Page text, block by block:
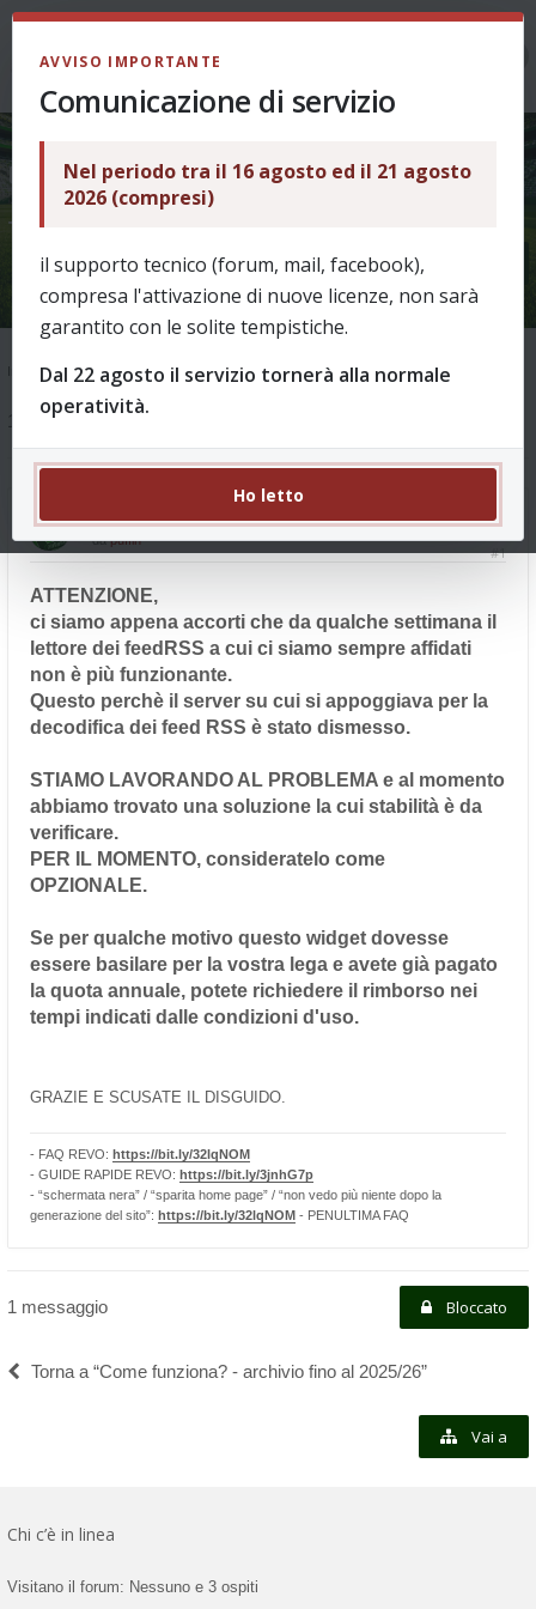
IMPORTANTE: WIDGET FEED RSS
- IN FASE DI TEST
Indice Supporto Ask & Help Come funziona? - archivio fino al 2025/26
1 messaggio
IMPORTANTE: WIDGET FEED RSS - IN FASE DI TEST
#1
dapuffin
ATTENZIONE,
ci siamo appena accorti che da qualche settimana il
lettore dei feedRSS a cui ci siamo sempre affidati
non è più funzionante.
Questo perchè il server su cui si appoggiava per la
decodifica dei feed RSS è stato dismesso.
STIAMO LAVORANDO AL PROBLEMA e al momento
abbiamo trovato una soluzione la cui stabilità è da
verificare.
PER IL MOMENTO, consideratelo come
OPZIONALE.
Se per qualche motivo questo widget dovesse
essere basilare per la vostra lega e avete già pagato
la quota annuale, potete richiedere il rimborso nei
tempi indicati dalle condizioni d'uso.
GRAZIE E SCUSATE IL DISGUIDO.
- FAQ REVO: https://bit.ly/32lqNOM
- GUIDE RAPIDE REVO: https://bit.ly/3jnhG7p
- “schermata nera” / “sparita home page” / “non vedo più niente dopo la
generazione del sito”: https://bit.ly/32lqNOM - PENULTIMA FAQ
1 messaggio Bloccato
Torna a “Come funziona? - archivio fino al 2025/26”
Vai a
Chi c’è in linea
Visitano il forum: Nessuno e 3 ospiti
AVVISO IMPORTANTE
Comunicazione di servizio
Nel periodo tra il 16 agosto ed il 21 agosto
2026 (compresi)
il supporto tecnico (forum, mail, facebook),
compresa l'attivazione di nuove licenze, non sarà
garantito con le solite tempistiche.
Dal 22 agosto il servizio tornerà alla normale
operatività.
Ho letto